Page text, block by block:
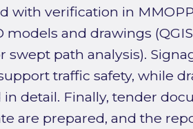
with verification in
models and drawings
swept path analysis).
traffic safety, while
detail. Finally, tender
are prepared, and the